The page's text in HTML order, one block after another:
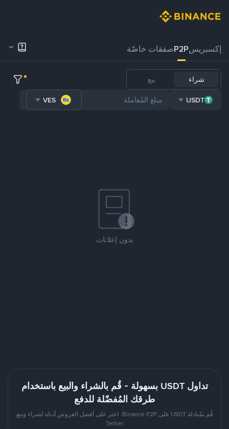
إكسبريسP2Pصفقات خاصّة
شراء بيع
USDT
VES
بدون إعلانات
تداول USDT بسهولة - قُم بالشراء والبيع باستخدام
طرقك المُفضّلة للدفع
قُم بمُبادلة USDT على Binance P2P. اعثر على أفضل العروض أدناه لشراء وبيع
Tether